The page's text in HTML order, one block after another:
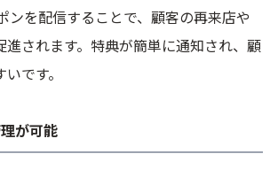
ンを配信することで、顧客の再来店や
されます。特典が簡単に通知され、顧
です。
が可能